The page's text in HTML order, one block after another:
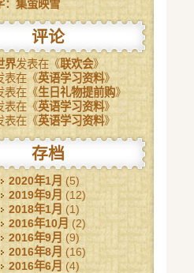
：集萤映雪
评论
界发表在《联欢会》
表在《英语学习资料》
表在《生日礼物提前购》
表在《英语学习资料》
表在《英语学习资料》
存档
2020年1月 (5)
2019年9月(12)
2018年1月 (1)
2016年10月 (2)
2016年9月 (9)
2016年8月 (16)
2016年6月(4)